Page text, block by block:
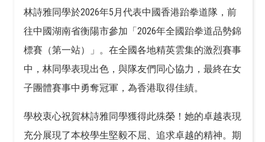
林詩雅同學於2026年5月代表中國香港跆拳道隊，前
往中國湖南省衡陽市參加「2026年全國跆拳道品勢錦
標賽（第一站）」。在全國各地精英雲集的激烈賽事
中，林同學表現出色，與隊友們同心協力，最終在女
子團體賽事中勇奪冠軍，為香港取得佳績。
學校衷心祝賀林詩雅同學獲得此殊榮！她的卓越表現
充分展現了本校學生堅毅不屈、追求卓越的精神。期